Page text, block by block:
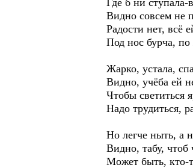
Где б ни ступала-
Видно совсем не
Радости нет, всё
Под нос бурча, по
Жарко, устала,
Видно, учёба ей
Чтобы светиться
Надо трудиться,
Но легче ныть, а
Видно, табу, чтоб
Может быть, кто-